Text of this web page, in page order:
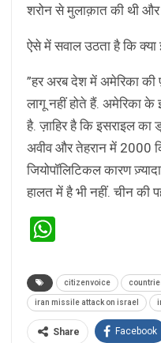
शरोन से मुलाक़ात की थी और
ऐसे में सवाल उठता है कि
”हर अरब देश में अमेरिका की
लागू नहीं होते हैं. अमेरिका
है. ज़ाहिर है कि इसराइल का
अवीव और तेहरान में 2000
जियोपॉलिटिकल कारण
हालत में है भी नहीं. चीन
citizenvoice
iran missile attack on israel
Share Facebook